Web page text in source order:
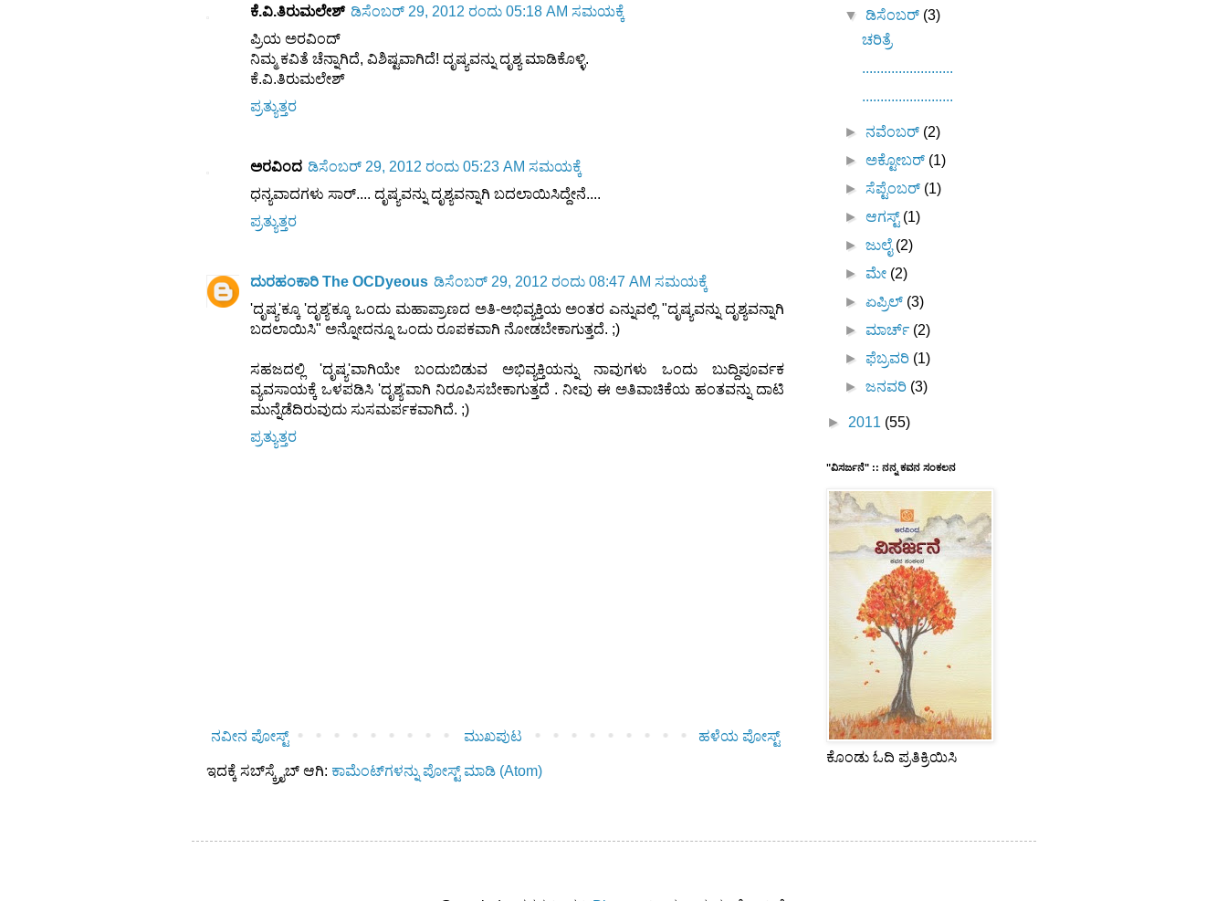
ಕೆ.ವಿ.ತಿರುಮಲೇಶ್ ಡಿಸೆಂಬರ್ 29, 2012 ರಂದು 05:18 AM ಸಮಯಕ್ಕೆ
ಪ್ರಿಯ ಅರವಿಂದ್
ನಿಮ್ಮ ಕವಿತೆ ಚೆನ್ನಾಗಿದೆ, ವಿಶಿ‍ಷ್ಟವಾಗಿದೆ! ದೃಷ್ಯವನ್ನು ದೃಶ್ಯ ಮಾಡಿಕೊಳ್ಳಿ.
ಕೆ.ವಿ.ತಿರುಮಲೇಶ್
ಪ್ರತ್ಯುತ್ತರ
ಅರವಿಂದ ಡಿಸೆಂಬರ್ 29, 2012 ರಂದು 05:23 AM ಸಮಯಕ್ಕೆ
ಧನ್ಯವಾದಗಳು ಸಾರ್.... ದೃಷ್ಯವನ್ನು ದೃಶ್ಯವನ್ನಾಗಿ ಬದಲಾಯಿಸಿದ್ದೇನೆ....
ಪ್ರತ್ಯುತ್ತರ
ದುರಹಂಕಾರಿ The OCDyeous ಡಿಸೆಂಬರ್ 29, 2012 ರಂದು 08:47 AM ಸಮಯಕ್ಕೆ
'ದೃಷ್ಯ'ಕ್ಕೂ 'ದೃಶ್ಯ'ಕ್ಕೂ ಒಂದು ಮಹಾಪ್ರಾಣದ ಅತಿ-ಅಭಿವ್ಯಕ್ತಿಯ ಅಂತರ ಎನ್ನುವಲ್ಲಿ "ದೃಷ್ಯವನ್ನು ದೃಶ್ಯವನ್ನಾಗಿ
ಬದಲಾಯಿಸಿ" ಅನ್ನೋದನ್ನೂ ಒಂದು ರೂಪಕವಾಗಿ ನೋಡಬೇಕಾಗುತ್ತದೆ. ;)
ಸಹಜದಲ್ಲಿ 'ದೃಷ್ಯ'ವಾಗಿಯೇ ಬಂದುಬಿಡುವ ಅಭಿವ್ಯಕ್ತಿಯನ್ನು ನಾವುಗಳು ಒಂದು ಬುದ್ದಿಪೂರ್ವಕ
ವ್ಯವಸಾಯಕ್ಕೆ ಒಳಪಡಿಸಿ 'ದೃಶ್ಯ'ವಾಗಿ ನಿರೂಪಿಸಬೇಕಾಗುತ್ತದೆ . ನೀವು ಈ ಅತಿವಾಚಿಕೆಯ ಹಂತವನ್ನು ದಾಟಿ
ಮುನ್ನೆಡೆದಿರುವುದು ಸುಸಮರ್ಪಕವಾಗಿದೆ. ;)
ಪ್ರತ್ಯುತ್ತರ
ನವೀನ ಪೋಸ್ಟ್ ಹಳೆಯ ಪೋಸ್ಟ್
ಮುಖಪುಟ
ಇದಕ್ಕೆ ಸಬ್‌ಸ್ಕ್ರೈಬ್‌ ಆಗಿ: ಕಾಮೆಂಟ್‌ಗಳನ್ನು ಪೋಸ್ಟ್ ಮಾಡಿ (Atom)
▼ ಡಿಸೆಂಬರ್ (3)
ಚರಿತ್ರೆ
.........................
.........................
► ನವೆಂಬರ್ (2)
► ಅಕ್ಟೋಬರ್ (1)
► ಸೆಪ್ಟೆಂಬರ್ (1)
► ಆಗಸ್ಟ್ (1)
► ಜುಲೈ(2)
► ಮೇ (2)
► ಏಪ್ರಿಲ್ (3)
► ಮಾರ್ಚ್ (2)
► ಫೆಬ್ರವರಿ (1)
► ಜನವರಿ (3)
► 2011 (55)
"ವಿಸರ್ಜನೆ" :: ನನ್ನ ಕವನ ಸಂಕಲನ
ಕೊಂಡು ಓದಿ ಪ್ರತಿಕ್ರಿಯಿಸಿ